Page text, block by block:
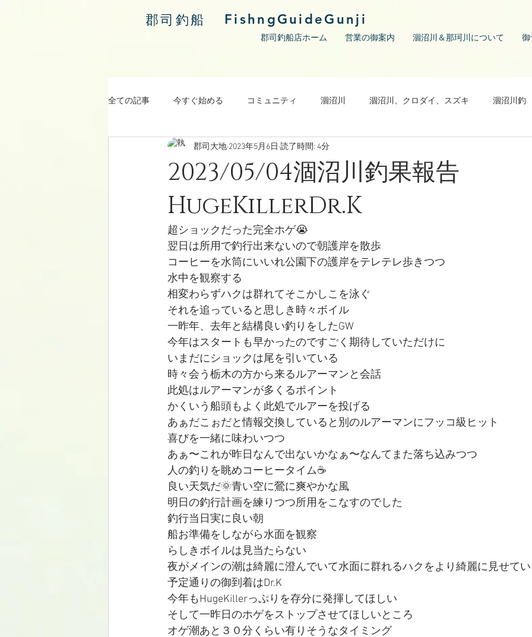
郡司釣船 FishngGuideGunji
郡司釣船店ホーム 営業の御案内 涸沼川＆那珂川について 御
全ての記事 今すぐ始める コミュニティ 涸沼川 涸沼川、クロダイ、スズキ 涸沼川釣
涸沼川釣果報告
2023/05/04涸沼川釣果報告
HugeKillerDr.K
郡司大地 2023年5月6日 読了時間: 4分
超ショックだった完全ホゲ😭
翌日は所用で釣行出来ないので朝護岸を散歩
コーヒーを水筒にいいれ公園下の護岸をテレテレ歩きつつ
水中を観察する
相変わらずハクは群れてそこかしこを泳ぐ
それを追っていると思しき時々ボイル
一昨年、去年と結構良い釣りをしたGW
今年はスタートも早かったのですごく期待していただけに
いまだにショックは尾を引いている
時々会う栃木の方から来るルアーマンと会話
此処はルアーマンが多くるポイント
かくいう船頭もよく此処でルアーを投げる
あぁだこぉだと情報交換していると別のルアーマンにフッコ級ヒット
喜びを一緒に味わいつつ
あぁ〜これが昨日なんで出ないかなぁ〜なんてまた落ち込みつつ
人の釣りを眺めコーヒータイム☕️
良い天気だ🌞青い空に鶯に爽やかな風
明日の釣行計画を練りつつ所用をこなすのでした
釣行当日実に良い朝
船お準備をしながら水面を観察
らしきボイルは見当たらない
夜がメインの潮は綺麗に澄んでいて水面に群れるハクをより綺麗に見せて
予定通りの御到着はDr.K
今年もHugeKillerっぷりを存分に発揮してほしい
そして一昨日のホゲをストップさせてほしいところ
オゲ潮あと３０分くらい有りそうなタイミング